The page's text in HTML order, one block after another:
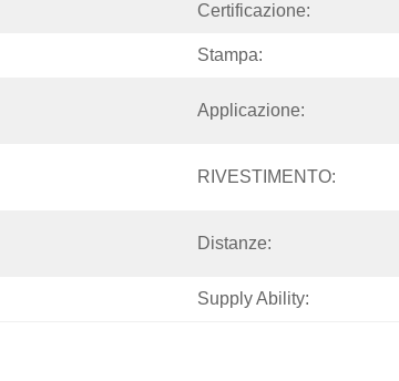
Certificazione:
Stampa:
Applicazione:
RIVESTIMENTO:
Distanze:
Supply Ability: